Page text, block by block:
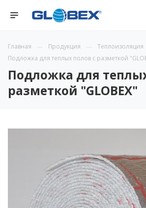
Главная Продукция
Теплоизоляция
Подложка для теплых полов с разметкой
Подложка для
разметкой "GLOBEX"